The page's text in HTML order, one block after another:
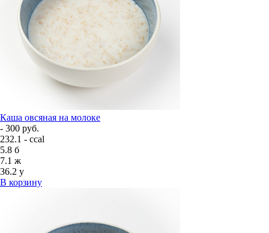
Каша овсяная на молоке
- 300 руб.
232.1 - ccal
5.8 б
7.1 ж
36.2 у
В корзину